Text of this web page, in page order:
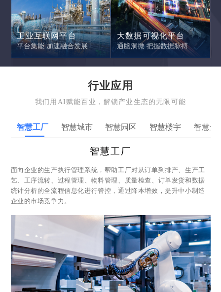
工业互联网平台
平台集能 加速融合发展
大数据可视化平台
通幽洞微 把握数据脉搏
行业应用
我们用AI赋能百业，解锁产业生态的无限可能
智慧工厂 智慧城市 智慧园区 智慧楼宇 智慧金
智慧工厂
面向企业的生产执行管理系统，帮助工厂对从订单到排产、生产工
艺、工序流转、过程管理、物料管理、质量检查、订单发货和数据
统计分析的全流程信息化进行管控，通过降本增效，提升中小制造
企业的市场竞争力。